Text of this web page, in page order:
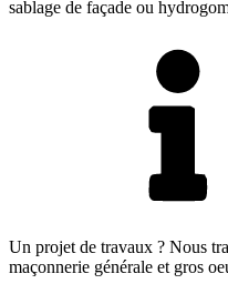
sablage de façade ou
Un projet de travaux ? Nous
maçonnerie générale et gros